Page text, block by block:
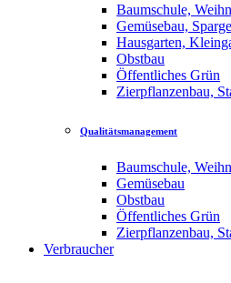
Baumschule,
Gemüsebau,
Hausgarten,
Obstbau
Öffentliches Grün
Zierpflanzenbau,
Qualitätsmanagement
Baumschule,
Gemüsebau
Obstbau
Öffentliches Grün
Zierpflanzenbau,
Verbraucher